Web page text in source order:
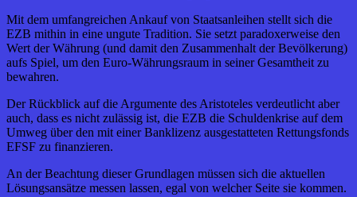
Mit dem umfangreichen Ankauf von Staatsanleihen stellt sich die
EZB mithin in eine ungute Tradition. Sie setzt paradoxerweise den
Wert der Währung (und damit den Zusammenhalt der Bevölkerung)
aufs Spiel, um den Euro-Währungsraum in seiner Gesamtheit zu
bewahren.
Der Rückblick auf die Argumente des Aristoteles verdeutlicht aber
auch, dass es nicht zulässig ist, die EZB die Schuldenkrise auf dem
Umweg über den mit einer Banklizenz ausgestatteten Rettungsfonds
EFSF zu finanzieren.
An der Beachtung dieser Grundlagen müssen sich die aktuellen
Lösungsansätze messen lassen, egal von welcher Seite sie kommen.